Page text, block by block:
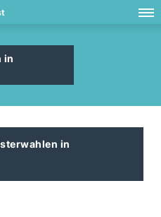
in
in